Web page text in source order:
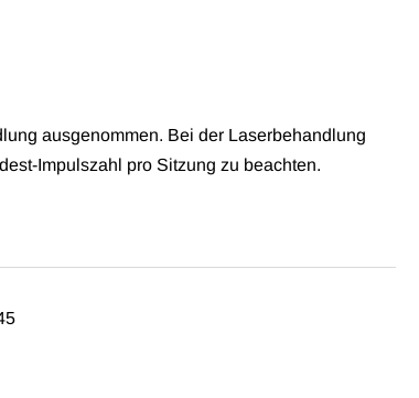
ausgenommen. Bei der Laserbehandlung
Impulszahl pro Sitzung zu beachten.